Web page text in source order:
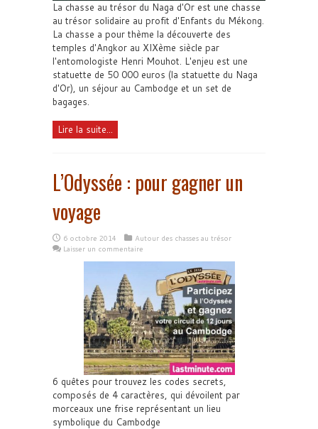
La chasse au trésor du Naga d'Or est une chasse
au trésor solidaire au profit d'Enfants du Mékong.
La chasse a pour thème la découverte des
temples d'Angkor au XIXème siècle par
l'entomologiste Henri Mouhot. L'enjeu est une
statuette de 50 000 euros (la statuette du Naga
d'Or), un séjour au Cambodge et un set de
bagages.
Lire la suite...
L’Odyssée : pour gagner un
voyage
6 octobre 2014
Autour des chasses au trésor
Laisser un commentaire
6 quêtes pour trouvez les codes secrets,
composés de 4 caractères, qui dévoilent par
morceaux une frise représentant un lieu
symbolique du Cambodge